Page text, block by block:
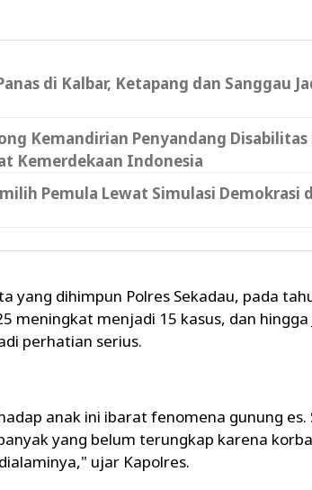
di Kalbar, Ketapang dan Sanggau
Kemandirian Penyandang
Kemerdekaan Indonesia
Pemula Lewat Simulasi Demokrasi
yang dihimpun Polres Sekadau, pada
meningkat menjadi 15 kasus, dan hingga
perhatian serius.
anak ini ibarat fenomena gunung
yang belum terungkap karena
ujar Kapolres.